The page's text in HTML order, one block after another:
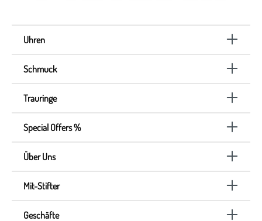
Uhren
Schmuck
Trauringe
Special Offers %
Über Uns
Mit-Stifter
Geschäfte